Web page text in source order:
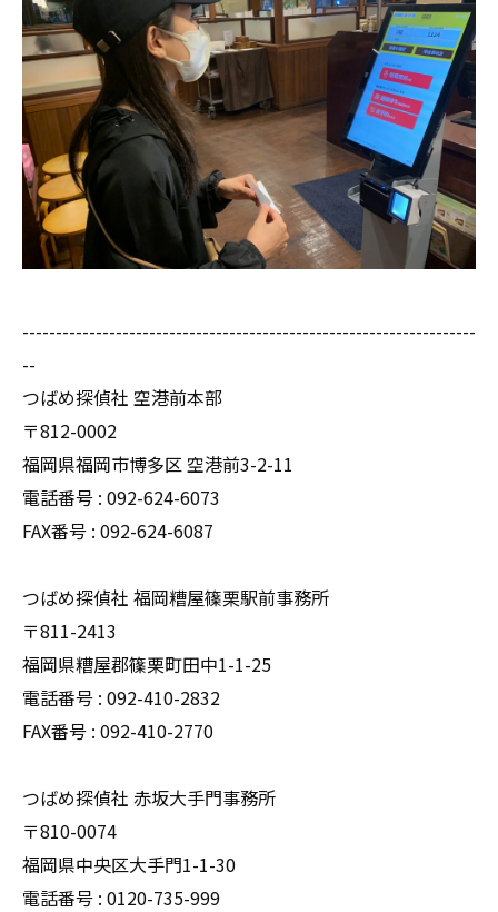
--------------------------------------------------------------------
--
つばめ探偵社 空港前本部
〒812-0002
福岡県福岡市博多区 空港前3-2-11
電話番号 : 092-624-6073
FAX番号 : 092-624-6087
つばめ探偵社 福岡糟屋篠栗駅前事務所
〒811-2413
福岡県糟屋郡篠栗町田中1-1-25
電話番号 : 092-410-2832
FAX番号 : 092-410-2770
つばめ探偵社 赤坂大手門事務所
〒810-0074
福岡県中央区大手門1-1-30
電話番号 : 0120-735-999